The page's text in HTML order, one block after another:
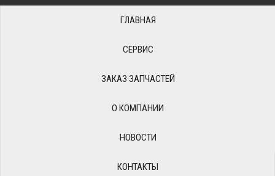
ГЛАВНАЯ
СЕРВИС
ЗАКАЗ ЗАПЧАСТЕЙ
О КОМПАНИИ
НОВОСТИ
КОНТАКТЫ